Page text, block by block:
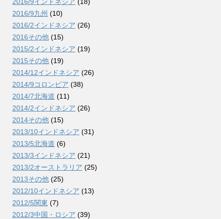
2016/9九州 (10)
2016/2インドネシア (26)
2016その他 (15)
2015/2インドネシア (19)
2015その他 (19)
2014/12インドネシア (26)
2014/9コロンビア (38)
2014/7北海道 (11)
2014/2インドネシア (26)
2014その他 (15)
2013/10インドネシア (31)
2013/5北海道 (6)
2013/3インドネシア (21)
2013/2オーストラリア (25)
2013その他 (25)
2012/10インドネシア (13)
2012/5関東 (7)
2012/3中国・ロシア (39)